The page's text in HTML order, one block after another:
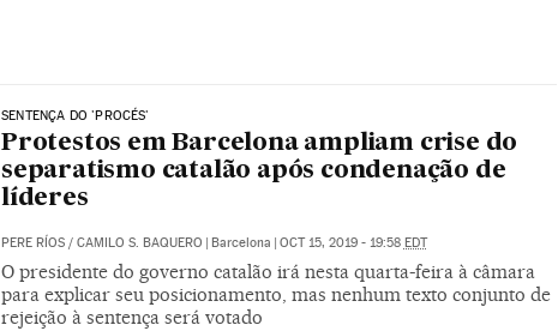
SENTENÇA DO 'PROCÉS'
Protestos em Barcelona ampliam crise do
separatismo catalão após condenação de
líderes
PERE RÍOS/ CAMILO S. BAQUERO Barcelona OCT 15, 2019 - 19:58 EDT
O presidente do governo catalão irá nesta quarta-feira à câmara
para explicar seu posicionamento, mas nenhum texto conjunto de
rejeição à sentença será votado